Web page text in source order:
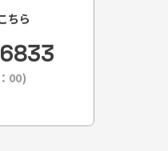
ちら
00)